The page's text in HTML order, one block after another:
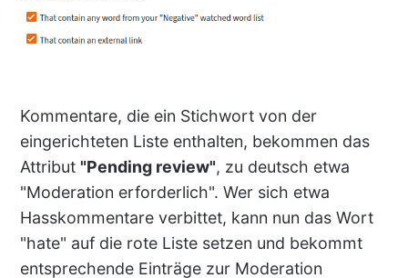
Kommentare, die ein Stichwort von der
eingerichteten Liste enthalten, bekommen das
Attribut "Pending review", zu deutsch etwa
"Moderation erforderlich". Wer sich etwa
Hasskommentare verbittet, kann nun das Wort
"hate" auf die rote Liste setzen und bekommt
entsprechende Einträge zur Moderation